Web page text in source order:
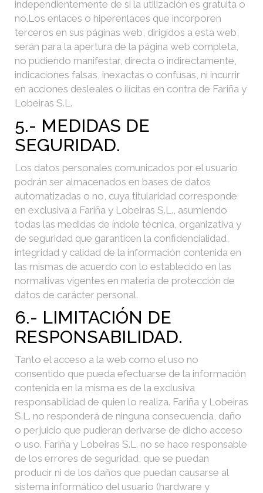
independientemente de si la utilización es gratuita o
no.Los enlaces o hiperenlaces que incorporen
terceros en sus páginas web, dirigidos a esta web,
serán para la apertura de la página web completa,
no pudiendo manifestar, directa o indirectamente,
indicaciones falsas, inexactas o confusas, ni incurrir
en acciones desleales o ilícitas en contra de Fariña y
Lobeiras S.L.
5.- MEDIDAS DE
SEGURIDAD.
Los datos personales comunicados por el usuario
podrán ser almacenados en bases de datos
automatizadas o no, cuya titularidad corresponde
en exclusiva a Fariña y Lobeiras S.L., asumiendo
todas las medidas de índole técnica, organizativa y
de seguridad que garanticen la confidencialidad,
integridad y calidad de la información contenida en
las mismas de acuerdo con lo establecido en las
normativas vigentes en materia de protección de
datos de carácter personal.
6.- LIMITACIÓN DE
RESPONSABILIDAD.
Tanto el acceso a la web como el uso no
consentido que pueda efectuarse de la información
contenida en la misma es de la exclusiva
responsabilidad de quien lo realiza. Fariña y Lobeiras
S.L. no responderá de ninguna consecuencia, daño
o perjuicio que pudieran derivarse de dicho acceso
o uso. Fariña y Lobeiras S.L. no se hace responsable
de los errores de seguridad, que se puedan
producir ni de los daños que puedan causarse al
sistema informático del usuario (hardware y